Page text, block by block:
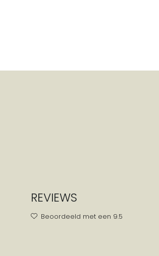
REVIEWS
Beoordeeld met een 9.5